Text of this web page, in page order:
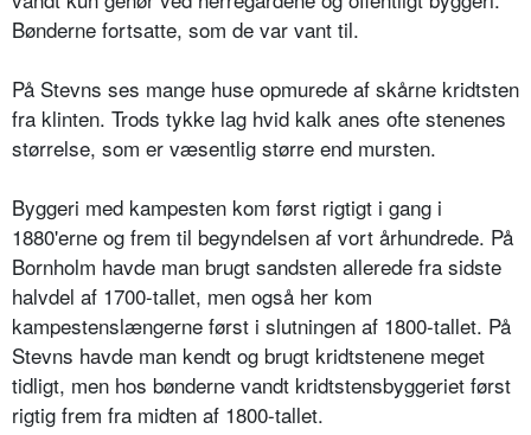
Bønderne fortsatte, som de var vant til.
På Stevns ses mange huse opmurede af skårne kridtsten
fra klinten. Trods tykke lag hvid kalk anes ofte stenenes
størrelse, som er væsentlig større end mursten.
Byggeri med kampesten kom først rigtigt i gang i
1880'erne og frem til begyndelsen af vort århundrede. På
Bornholm havde man brugt sandsten allerede fra sidste
halvdel af 1700-tallet, men også her kom
kampestenslængerne først i slutningen af 1800-tallet. På
Stevns havde man kendt og brugt kridtstenene meget
tidligt, men hos bønderne vandt kridtstensbyggeriet først
rigtig frem fra midten af 1800-tallet.